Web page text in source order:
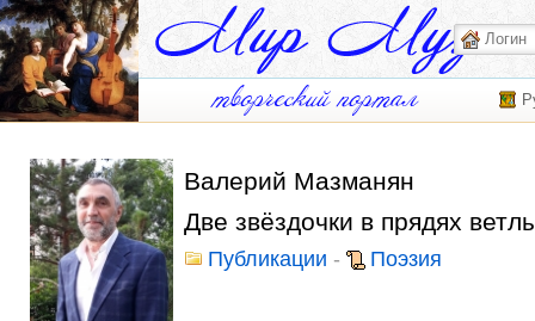
Валерий Мазманян
Две звёздочки в прядях
Публикации - Поэзия